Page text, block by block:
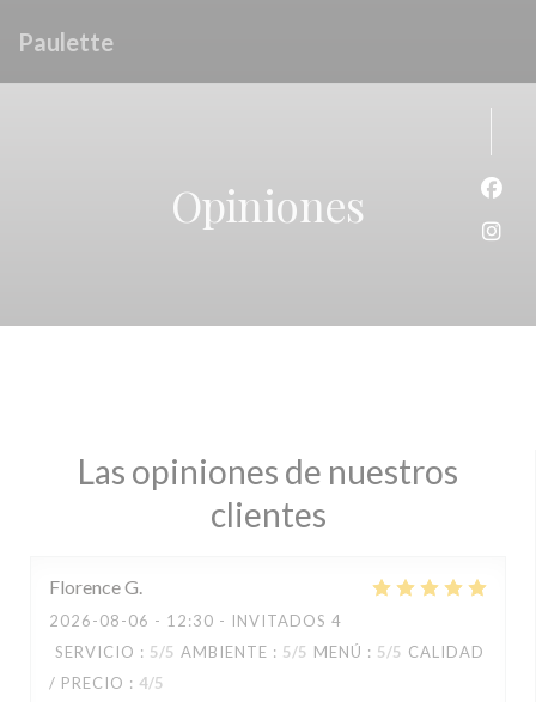
Paulette
Opiniones
Las opiniones de nuestros
clientes
FlorenceG
2026-08-06 - 12:30 - INVITADOS 4
SERVICIO : 5/5 AMBIENTE : 5/5 MENÚ : 5/5 CALIDAD
/ PRECIO : 4/5